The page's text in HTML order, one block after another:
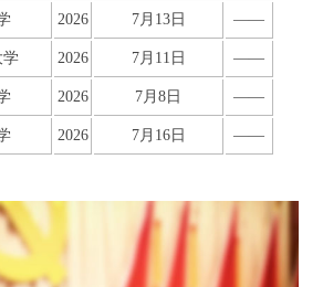
2026 7月13日 ——
学 2026 7月11日 ——
2026 7月8日 ——
2026 7月16日 ——